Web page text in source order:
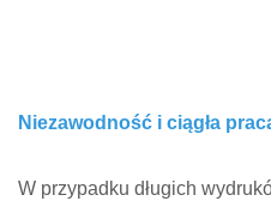
Niezawodność i ciągła
W przypadku długich